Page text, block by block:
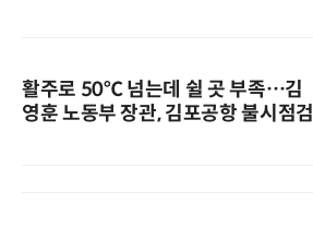
활주로 50℃ 넘는데 쉴 곳 부족…김
영훈 노동부 장관, 김포공항 불시점검